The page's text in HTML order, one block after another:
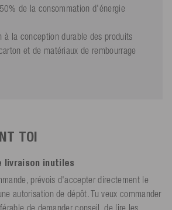
de la consommation d'énergie
à la conception durable des produits
et de matériaux de rembourrage
TOI
livraison inutiles
prévois d'accepter directement le
autorisation de dépôt. Tu veux commander
de demander conseil, de lire les